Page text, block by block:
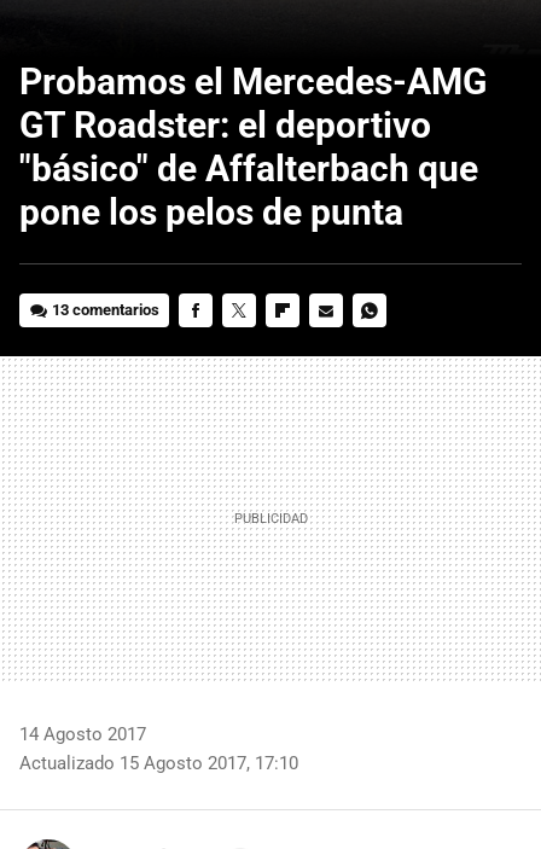
Probamos el Mercedes-AMG
GT Roadster: el deportivo
"básico" de Affalterbach que
pone los pelos de punta
13 comentarios
MAIL
14 Agosto 2017
Actualizado 15 Agosto 2017, 17:10